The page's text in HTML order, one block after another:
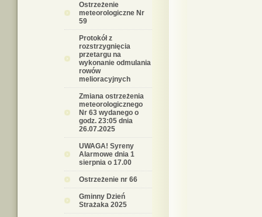
Ostrzeżenie
meteorologiczne Nr
59
Protokół z
rozstrzygnięcia
przetargu na
wykonanie odmulania
rowów
melioracyjnych
Zmiana ostrzeżenia
meteorologicznego
Nr 63 wydanego o
godz. 23:05 dnia
26.07.2025
UWAGA! Syreny
Alarmowe dnia 1
sierpnia o 17.00
Ostrzeżenie nr 66
Gminny Dzień
Strażaka 2025